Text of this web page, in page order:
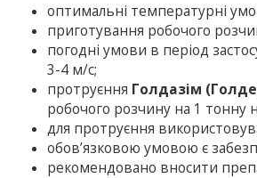
оптимальні температурні
приготування робочого
погодні умови в період
3-4 м/с;
протруєння Голдазім
робочого розчину на 1 тонну
для протруєння
обов’язковою умовою є
рекомендовано вносити